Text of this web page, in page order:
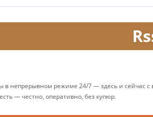
в непрерывном режиме 24/7 — здесь и
— честно, оперативно, без купюр.